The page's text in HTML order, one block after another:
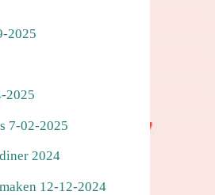
2025
2025
7-02-2025
2024
12-12-2024